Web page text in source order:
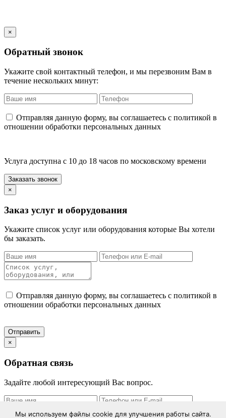
Мы используем файлы cookie для улучшения работы сайта.
×
Обратный звонок
Укажите свой контактный телефон, и мы перезвоним Вам в
течение нескольких минут:
Отправляя данную форму, вы соглашаетесь с политикой в
отношении обработки персональных данных
Услуга доступна с 10 до 18 часов по московскому времени
×
Заказ услуг и оборудования
Укажите список услуг или оборудования которые Вы хотели
бы заказать.
Отправляя данную форму, вы соглашаетесь с политикой в
отношении обработки персональных данных
×
Обратная связь
Задайте любой интересующий Вас вопрос.